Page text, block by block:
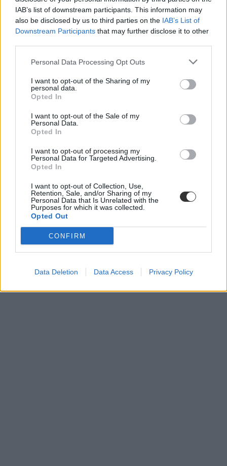
IAB’s list of downstream participants. This information may
also be disclosed by us to third parties on the IAB’s List of
Downstream Participants that may further disclose it to other
Personal Data Processing Opt Outs
I want to opt-out of the Sharing of my
personal data.
Opted In
I want to opt-out of the Sale of my
Personal Data.
Opted In
I want to opt-out of processing my
Personal Data for Targeted Advertising.
Opted In
I want to opt-out of Collection, Use,
Retention, Sale, and/or Sharing of my
Personal Data that Is Unrelated with the
Purposes for which it was collected.
Opted Out
CONFIRM
Data Deletion Data Access Privacy Policy
történelem
soproni egyetem
egyetemi történet
belföld
Fortepan
egyetem története